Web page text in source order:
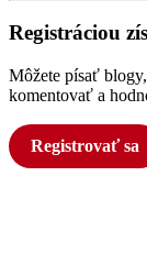
Registráciou
Môžete písať
komentovať a
Registrovať sa